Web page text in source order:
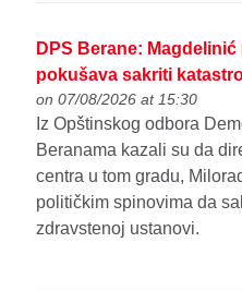
DPS Berane:
pokušava sakriti
on 07/08/2026 at 15:30
Iz Opštinskog odbora
Beranama kazali su da
centra u tom gradu,
političkim spinovima da
zdravstenoj ustanovi.